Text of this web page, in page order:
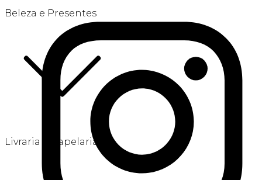
Beleza e Presentes
Livraria e Papelaria